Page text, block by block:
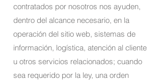
contratados por nosotros nos ayuden,
dentro del alcance necesario, en la
operación del sitio web, sistemas de
información, logística, atención al cliente
u otros servicios relacionados; cuando
sea requerido por la ley, una orden